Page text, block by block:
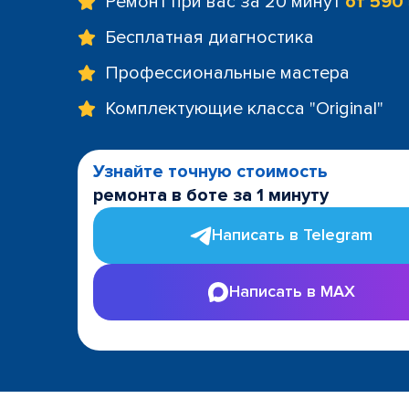
Бесплатная диагностика
Профессиональные мастера
Комплектующие класса "Original"
Узнайте точную стоимость
ремонта в боте за 1 минуту
Написать в Telegram
Написать в MAX